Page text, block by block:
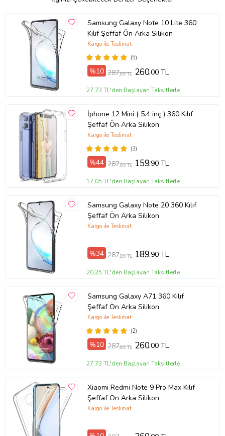
Cumartesi Günü saat 13.00 e kadar olan siparişleriniz Cumartesi
Kargolanır
Cumartesi Günü Saat 13.00den sonraki siparişleriniz Pazartesi
kargolanır
UNUTMAYINIZ
PAZAR GÜNÜ KARGO FİRMALARI ÇALIŞMAZ
gelmeyebilirler
Bu sebepten dolayı iletişim bilgilerinizin doğru yazıldığına dikkat
ediniz
Görüntülediğiniz ürün
tockMount tarafından listelenmiştir.
Ürün Kodu:
kcm74767872
Samsung Galaxy Note 10 Lite 360
Kılıf Şeffaf Ön Arka Silikon
(5)
Kargo ile Teslimat
%10 287,89 TL 260,00 TL
27,73 TL'den Başlayan Taksitlerle
İphone 12 Mini ( 5.4 inç ) 360 Kılıf
Şeffaf Ön Arka Silikon
(3)
Kargo ile Teslimat
%44 287,89 TL 159,90 TL
17,05 TL'den Başlayan Taksitlerle
Samsung Galaxy Note 20 360 Kılıf
Şeffaf Ön Arka Silikon
Kargo ile Teslimat
%34 287,89 TL 189,90 TL
20,25 TL'den Başlayan Taksitlerle
Samsung Galaxy A71 360 Kılıf
Şeffaf Ön Arka Silikon
(2)
Kargo ile Teslimat
%10 287,89 TL 260,00 TL
27,73 TL'den Başlayan Taksitlerle
Xiaomi Redmi Note 9 Pro Max Kılıf
Şeffaf Ön Arka Silikon
Kargo ile Teslimat